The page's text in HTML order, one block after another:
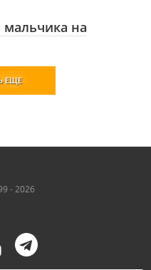
мальчика на
ЕЩЕ
- 2026